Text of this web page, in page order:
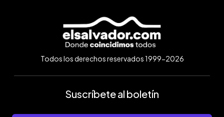
Todos los derechos reservados 1999-2026
Suscríbete al boletín